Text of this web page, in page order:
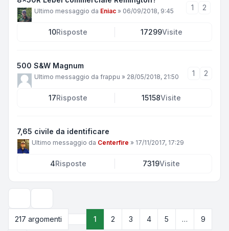
Ultimo messaggio da Eniac » 06/09/2018, 9:45 1 2
10Risposte 17299Visite
500 S&W Magnum
Ultimo messaggio da frappu » 28/05/2018, 21:50 1 2
17Risposte 15158Visite
7,65 civile da identificare
Ultimo messaggio da Centerfire » 17/11/2017, 17:29
4Risposte 7319Visite
217 argomenti
Pagina di9
1 2 3 4 5 …
9